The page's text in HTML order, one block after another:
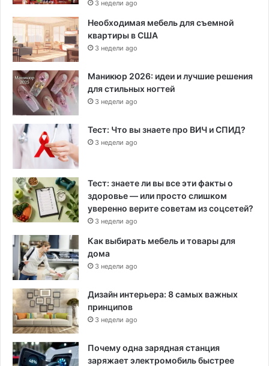
3 недели ago
Необходимая мебель для съемной
квартиры в США
3 недели ago
Маникюр 2026: идеи и лучшие решения
для стильных ногтей
3 недели ago
Тест: Что вы знаете про ВИЧ и СПИД?
3 недели ago
Тест: знаете ли вы все эти факты о
здоровье — или просто слишком
уверенно верите советам из соцсетей?
3 недели ago
Как выбирать мебель и товары для
дома
3 недели ago
Дизайн интерьера: 8 самых важных
принципов
3 недели ago
Почему одна зарядная станция
заряжает электромобиль быстрее